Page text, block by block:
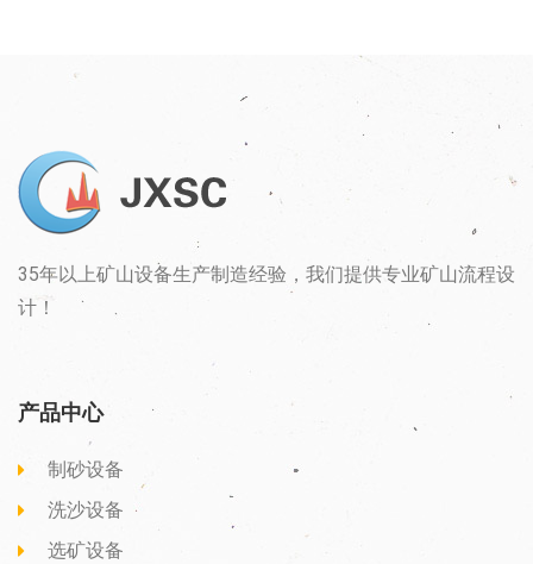
35年以上矿山设备生产制造经验，我们提供专业矿山流程设
计！
产品中心
制砂设备
洗沙设备
选矿设备